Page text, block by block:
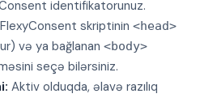
identifikatorunuz.
FlexyConsent skriptinin <head>
və ya bağlanan <body>
seçə bilərsiniz.
Aktiv olduqda, əlavə razılıq